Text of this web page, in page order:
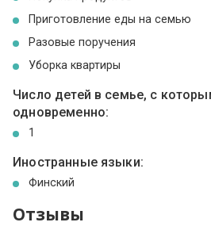
Приготовление еды на семью
Разовые поручения
Уборка квартиры
Число детей в семье, с
одновременно:
1
Иностранные языки:
Финский
Отзывы